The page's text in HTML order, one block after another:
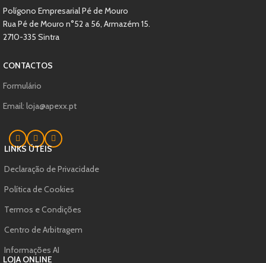
Polígono Empresarial Pé de Mouro
Rua Pé de Mouro n°52 a 56, Armazém 15.
2710-335 Sintra
CONTACTOS
Formulário
Email: loja@apexx.pt
LINKS ÚTEIS
Declaração de Privacidade
Política de Cookies
Termos e Condições
Centro de Arbitragem
Informações AI
LOJA ONLINE